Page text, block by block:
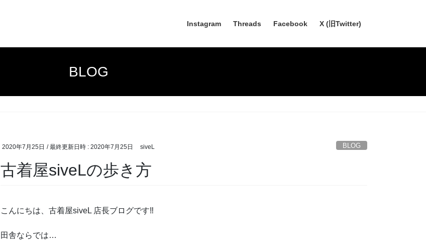
Instagram Threads Facebook X (旧Twitter)
BLOG
2020年7月25日 / 最終更新日時 : 2020年7月25日 siveL BLOG
古着屋siveLの歩き方
こんにちは、古着屋siveL 店長ブログです‼︎
田舎ならでは…